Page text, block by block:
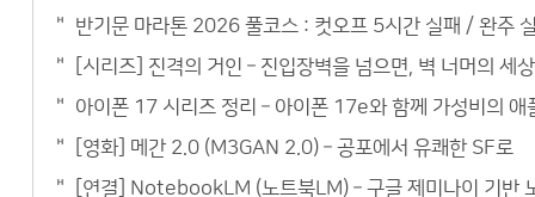
반기문 마라톤 2026 풀코스 : 컷오프 5시간 실패 / 완주
[시리즈] 진격의 거인 – 진입장벽을 넘으면, 벽 너머의 세
아이폰 17 시리즈 정리 – 아이폰 17e와 함께 가성비의 애
[영화] 메간 2.0 (M3GAN 2.0) – 공포에서 유쾌한 SF로
[연결] NotebookLM (노트북LM) – 구글 제미나이 기반